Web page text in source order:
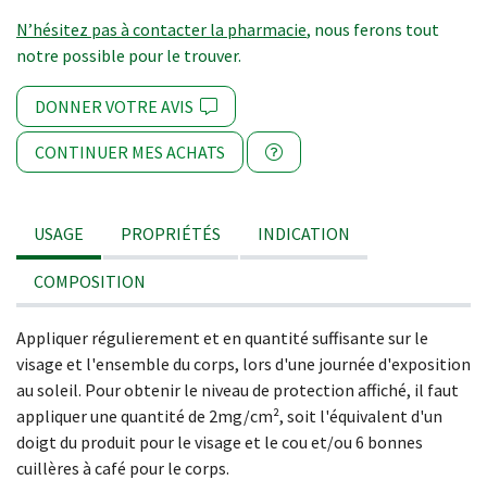
N’hésitez pas à contacter la pharmacie, nous ferons tout
notre possible pour le trouver.
DONNER VOTRE AVIS
CONTINUER MES ACHATS
USAGE PROPRIÉTÉS INDICATION
COMPOSITION
Appliquer régulierement et en quantité suffisante sur le
visage et l'ensemble du corps, lors d'une journée d'exposition
au soleil. Pour obtenir le niveau de protection affiché, il faut
appliquer une quantité de 2mg/cm², soit l'équivalent d'un
doigt du produit pour le visage et le cou et/ou 6 bonnes
cuillères à café pour le corps.